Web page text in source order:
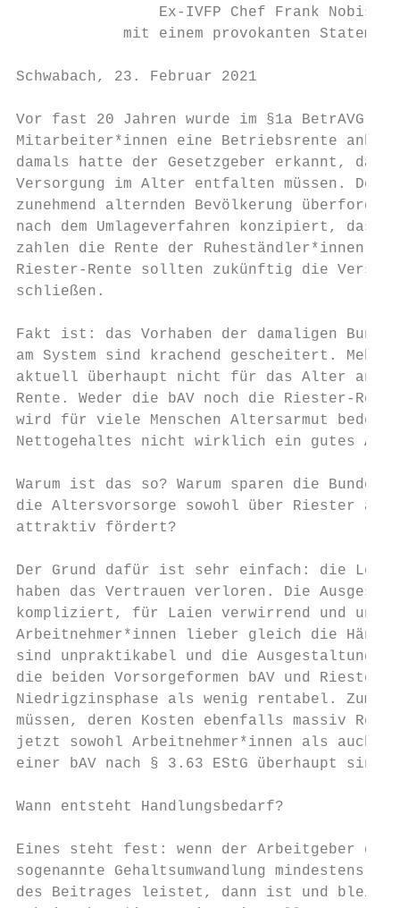
                Ex-IVFP Chef Frank Nobis
            mit einem provokanten Statement
Schwabach, 23. Februar 2021
Vor fast 20 Jahren wurde im §1a BetrAVG
Mitarbeiter*innen eine Betriebsrente
damals hatte der Gesetzgeber erkannt,
Versorgung im Alter entfalten müssen. Der
zunehmend alternden Bevölkerung
nach dem Umlageverfahren konzipiert,
zahlen die Rente der Ruheständler*innen.
Riester-Rente sollten zukünftig die
schließen.
Fakt ist: das Vorhaben der damaligen
am System sind krachend gescheitert.
aktuell überhaupt nicht für das Alter an
Rente. Weder die bAV noch die Riester-
wird für viele Menschen Altersarmut
Nettogehaltes nicht wirklich ein gutes
Warum ist das so? Warum sparen die
die Altersvorsorge sowohl über Riester
attraktiv fördert?
Der Grund dafür ist sehr einfach: die
haben das Vertrauen verloren. Die
kompliziert, für Laien verwirrend und
Arbeitnehmer*innen lieber gleich die Hände
sind unpraktikabel und die Ausgestaltung
die beiden Vorsorgeformen bAV und Riester
Niedrigzinsphase als wenig rentabel.
müssen, deren Kosten ebenfalls massiv
jetzt sowohl Arbeitnehmer*innen als auch
einer bAV nach § 3.63 EStG überhaupt
Wann entsteht Handlungsbedarf?
Eines steht fest: wenn der Arbeitgeber
sogenannte Gehaltsumwandlung mindestens
des Beitrages leistet, dann ist und bleibt